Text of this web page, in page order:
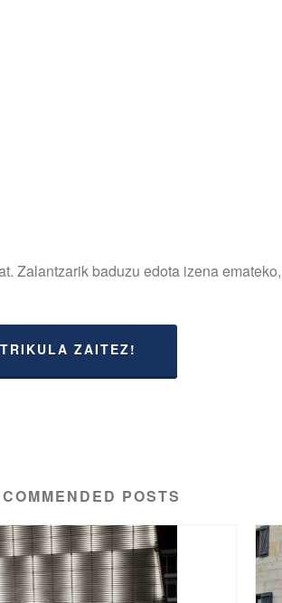
Zalantzarik baduzu edota izena
ZAITEZ!
POSTS